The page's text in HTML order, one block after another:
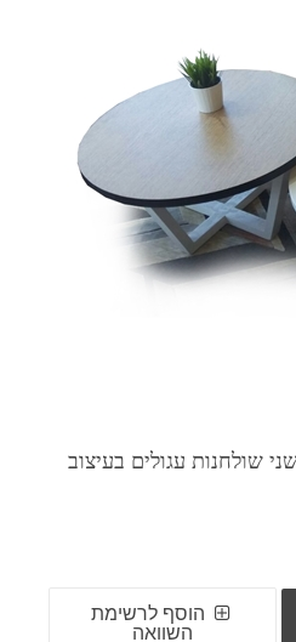
שולחנות עגולים בעיצוב
הוסף לרשימת
השוואה